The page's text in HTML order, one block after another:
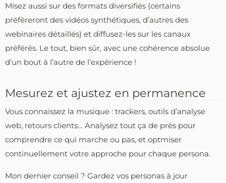
Misez aussi sur des formats diversifiés (certains
préfèreront des vidéos synthétiques, d’autres des
webinaires détaillés) et diffusez-les sur les canaux
préférés. Le tout, bien sûr, avec une cohérence absolue
d’un bout à l’autre de l’expérience !
Mesurez et ajustez en permanence
Vous connaissez la musique : trackers, outils d’analyse
web, retours clients… Analysez tout ça de près pour
comprendre ce qui marche ou pas, et optmiser
continuellement votre approche pour chaque persona.
Mon dernier conseil ? Gardez vos personas à jour